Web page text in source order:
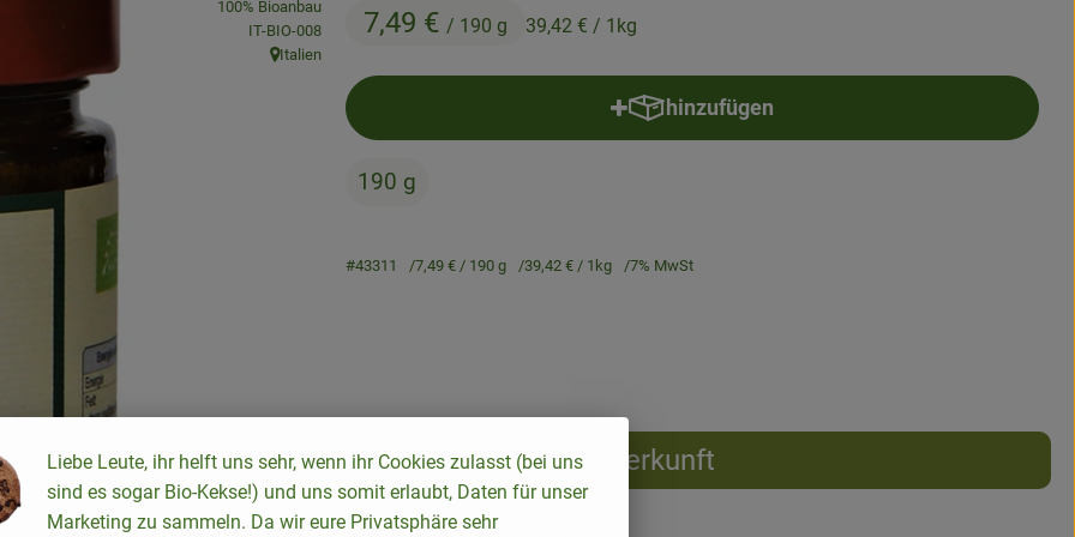
7,49 € / 190 g 39,42 € / 1kg
100% Bioanbau
, Kontrollstelle:
IT-BIO-008
, Herkunft:
Italien
hinzufügen
Produkt zum Warenkorb hinzufügen
190 g
#43311 7,49 € / 190 g 39,42 € / 1kg 7% MwSt
Herkunft
passenden Rezepte gefunden.
Liebe Leute, ihr helft uns sehr, wenn ihr Cookies zulasst (bei uns
sind es sogar Bio-Kekse!) und uns somit erlaubt, Daten für unser
Marketing zu sammeln. Da wir eure Privatsphäre sehr